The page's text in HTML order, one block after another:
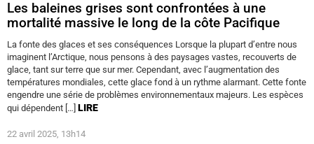
Les baleines grises sont confrontées à une
mortalité massive le long de la côte Pacifique
La fonte des glaces et ses conséquences Lorsque la plupart d’entre nous
imaginent l’Arctique, nous pensons à des paysages vastes, recouverts de
glace, tant sur terre que sur mer. Cependant, avec l’augmentation des
températures mondiales, cette glace fond à un rythme alarmant. Cette fonte
engendre une série de problèmes environnementaux majeurs. Les espèces
qui dépendent […] LIRE
22 avril 2025, 13h14